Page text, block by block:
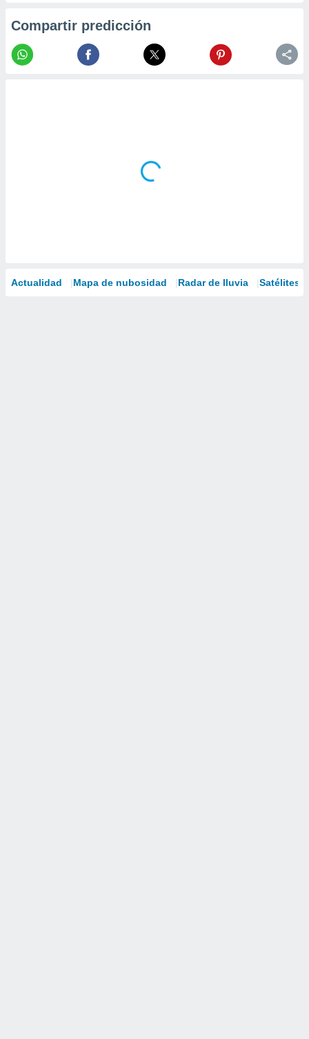
Compartir predicción
Actualidad Mapa de nubosidad Radar de lluvia Satélites